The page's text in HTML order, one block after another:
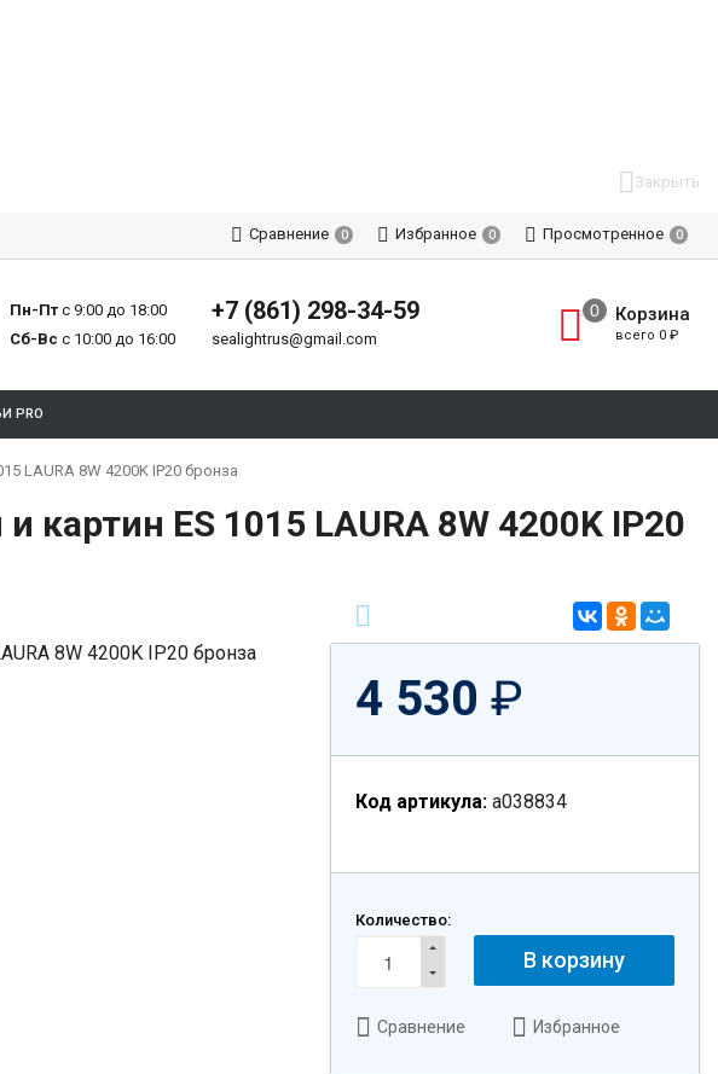
Закрыть
Сравнение 0 Избранное 0 Просмотренное 0
Пн-Птс 9:00 до 18:00
Сб-Вс с 10:00 до 16:00
+7 (861) 298-34-59
sealightrus@gmail.com
Корзина
всего 0 ₽
PRO
LAURA 8W 4200K IP20 бронза
картин ES 1015 LAURA 8W 4200K IP20
4 530 ₽
Код артикула: a038834
Количество:
В корзину
Сравнение Избранное